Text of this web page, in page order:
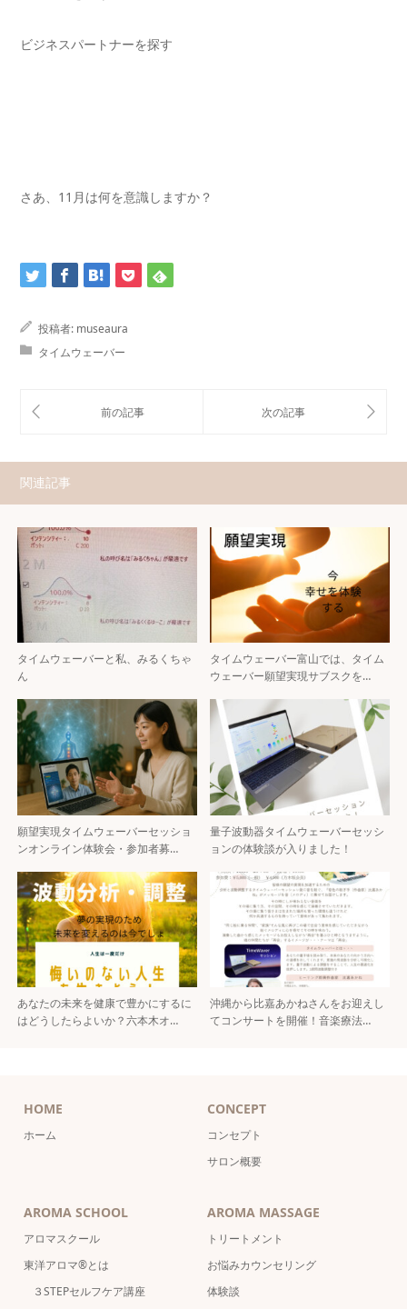
ビジネスパートナーを探す
さあ、11月は何を意識しますか？
投稿者: museaura
タイムウェーバー
関連記事
タイムウェーバーと私、みるくちゃ
ん
タイムウェーバー富山では、タイム
ウェーバー願望実現サブスクを…
願望実現タイムウェーバーセッショ
ンオンライン体験会・参加者募…
量子波動器タイムウェーバーセッシ
ョンの体験談が入りました！
あなたの未来を健康で豊かにするに
はどうしたらよいか？六本木オ…
沖縄から比嘉あかねさんをお迎えし
てコンサートを開催！音楽療法…
HOME
ホーム
CONCEPT
コンセプト
サロン概要
AROMA SCHOOL
アロマスクール
東洋アロマ®とは
３STEPセルフケア講座
AROMA MASSAGE
トリートメント
お悩みカウンセリング
体験談